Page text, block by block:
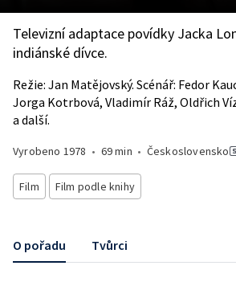
Televizní adaptace povídky Jacka
indiánské dívce.
Režie: Jan Matějovský. Scénář: Fedor
Jorga Kotrbová, Vladimír Ráž, Oldřich
a další.
Vyrobeno 1978 • 69 min • Československo
Film Film podle knihy
O pořadu Tvůrci